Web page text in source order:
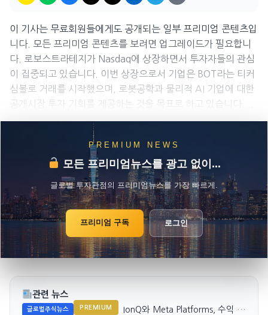
이 기사는 무료회원들에게도 공개되는 일부 프리미엄 콘텐츠입
니다. 모든 프리미엄 콘텐츠를 보려면 업그레이드가 필요합니
다. 로보스트라테지가 Nasdaq에 상장하면서 투자자들의 관심
이 집중되고 있습니다. 이번 상장으로서 기업은 BOT라는 티커
심볼로 거래를 시작했으며, 로봇공학과 물리적 AI 기업에 대한
공개시장 투자 기회를 제공하는 것을 목표로 하고 있습니다....
PREMIUM NEWS
모든 프리미엄뉴스를 광고 없이...
글로벌 투자관점의 프리미엄뉴스를 가장 빠르게.
프리미엄 구독 로그인
관련 뉴스
글로벌주식뉴스 PREMIUM
IonQ와 Meta Platforms, 수익 성